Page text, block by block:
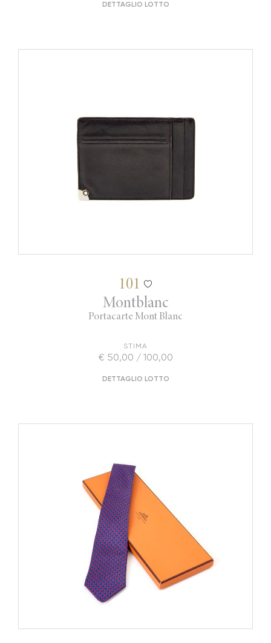
DETTAGLIO LOTTO
101
Montblanc
Portacarte Mont Blanc
STIMA
€ 50,00 / 100,00
DETTAGLIO LOTTO